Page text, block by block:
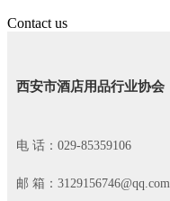
Contact us
西安市酒店用品行业协会
电 话：029-85359106
邮 箱：3129156746@qq.com